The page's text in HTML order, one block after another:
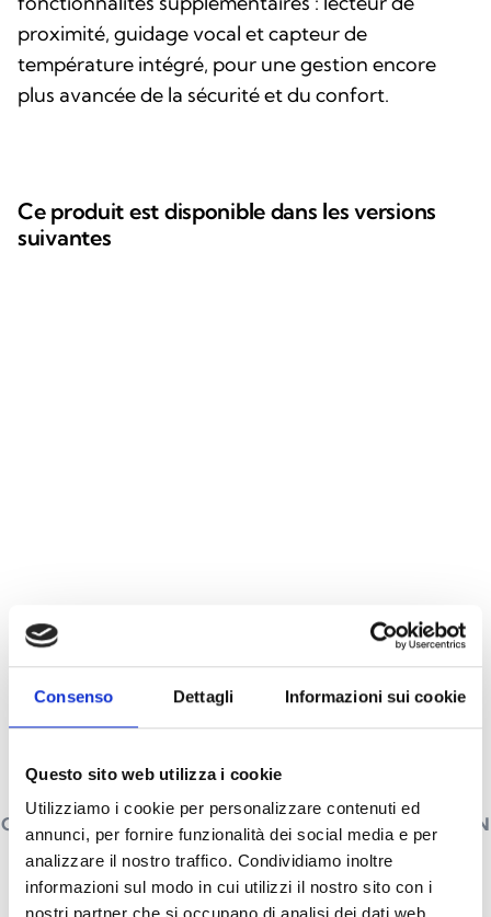
Consenso Dettagli Informazioni sui cookie
Questo sito web utilizza i cookie
Utilizziamo i cookie per personalizzare contenuti ed
annunci, per fornire funzionalità dei social media e per
analizzare il nostro traffico. Condividiamo inoltre
informazioni sul modo in cui utilizzi il nostro sito con i
proximité, guidage vocal et capteur de
température intégré, pour une gestion encore
plus avancée de la sécurité et du confort.
Ce produit est disponible dans les versions
suivantes
CARACTÉRISTIQUES TECHNIQUES DOCUMENTATION
Caractéristiques techniques